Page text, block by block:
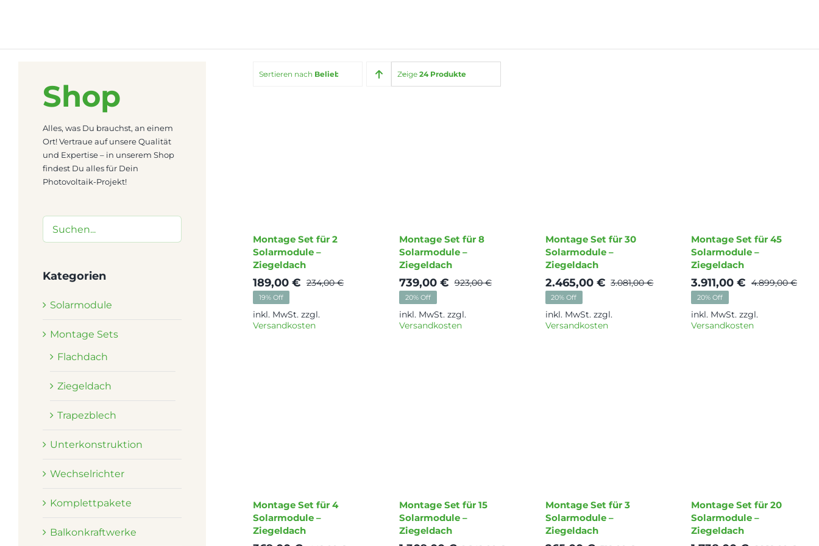
Sortieren nach Beliebtheit Zeige24 Produkte
Montage Set für 2
Solarmodule –
Ziegeldach
234,00€
Ursprünglicher
189,00€
Aktueller
19% Off
inkl. MwSt. zzgl.
Versandkosten
Montage Set für 8
Solarmodule –
Ziegeldach
923,00€
Ursprünglicher
739,00 €
Aktueller
20% Off
inkl. MwSt. zzgl.
Versandkosten
Montage Set für 30
Solarmodule –
Ziegeldach
3.081,00€
Ursprünglicher
2.465,00 €
Aktueller
20% Off
inkl. MwSt. zzgl.
Versandkosten
Montage Set für 45
Solarmodule –
Ziegeldach
4.899,00€
3.911,00€
20% Off
inkl. MwSt. zzgl.
Versandkosten
Montage Set für 4
Solarmodule –
Ziegeldach
Montage Set für 15
Solarmodule –
Ziegeldach
Montage Set für 3
Solarmodule –
Ziegeldach
Montage Set für 20
Solarmodule –
Ziegeldach
Shop
Alles, was Du brauchst, an einem
Ort! Vertraue auf unsere Qualität
und Expertise – in unserem Shop
findest Du alles für Dein
Photovoltaik-Projekt!
Kategorien
Solarmodule
Montage Sets
Flachdach
Ziegeldach
Trapezblech
Unterkonstruktion
Wechselrichter
Komplettpakete
Balkonkraftwerke